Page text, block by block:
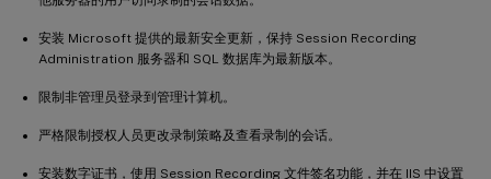
安装 Microsoft 提供的最新安全更新，保持 Session Recording
Administration 服务器和 SQL 数据库为最新版本。
限制非管理员登录到管理计算机。
严格限制授权人员更改录制策略及查看录制的会话。
安装数字证书，使用 Session Recording 文件签名功能，并在 IIS 中设置